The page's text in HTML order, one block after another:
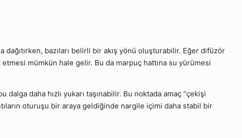
bazıları belirli bir akış yönü oluşturabilir. Eğer difüzör
mümkün hale gelir. Bu da marpuç hattına su yürümesi
daha hızlı yukarı taşınabilir. Bu noktada amaç “çekişi
oturuşu bir araya geldiğinde nargile içimi daha stabil bir